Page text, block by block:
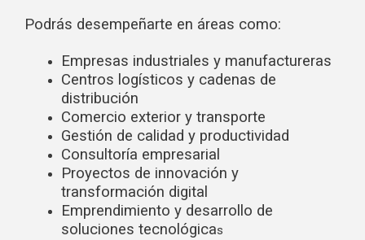
Podrás desempeñarte en áreas como:
Empresas industriales y manufactureras
Centros logísticos y cadenas de
distribución
Comercio exterior y transporte
Gestión de calidad y productividad
Consultoría empresarial
Proyectos de innovación y
transformación digital
Emprendimiento y desarrollo de
soluciones tecnológicas